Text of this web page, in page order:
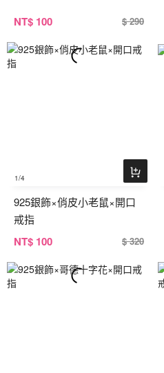
NT$ 100 $ 290
1/4
925銀飾×俏皮小老鼠×開口
戒指
NT$ 100 $ 320